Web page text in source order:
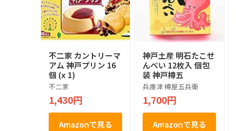
不二家 カントリーマ
アム 神戸プリン 16
個 (x 1)
不二家
1,430円
Amazonで見る
神戸土産 明石たこせ
んべい 12枚入 個包
装 神戸樽五
兵庫津 樽屋五兵衛
1,700円
Amazonで見る